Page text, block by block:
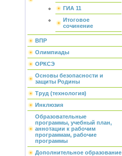
ГИА 11
Итоговое
сочинение
ВПР
Олимпиады
ОРКСЭ
Основы безопасности и
защиты Родины
Труд (технология)
Инклюзия
Образовательные
программы, учебный план,
аннотации к рабочим
программам, рабочие
программы
Дополнительное образование